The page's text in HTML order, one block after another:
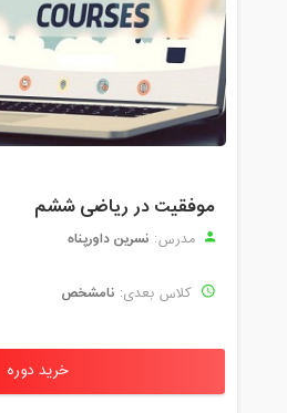
موفقیت در ریاضی ششم
مدرس: نسرین داورپناه
کلاس بعدی: نامشخص
خرید دوره